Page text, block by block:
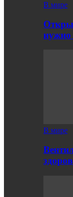
В мире
нужно
В мире